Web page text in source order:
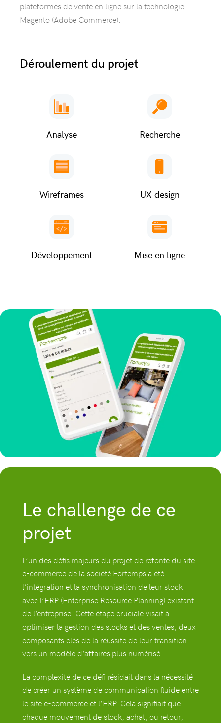
plateformes de vente en ligne sur la technologie
Magento (Adobe Commerce).
Déroulement du projet
Analyse Recherche
Wireframes UX design
Développement Mise en ligne
Le challenge de ce
projet
L’un des défis majeurs du projet de refonte du site
e-commerce de la société Fortemps a été
l’intégration et la synchronisation de leur stock
avec l’ERP (Enterprise Resource Planning) existant
de l’entreprise. Cette étape cruciale visait à
optimiser la gestion des stocks et des ventes, deux
composants clés de la réussite de leur transition
vers un modèle d’affaires plus numérisé.
La complexité de ce défi résidait dans la nécessité
de créer un système de communication fluide entre
le site e-commerce et l’ERP. Cela signifiait que
chaque mouvement de stock, achat, ou retour,